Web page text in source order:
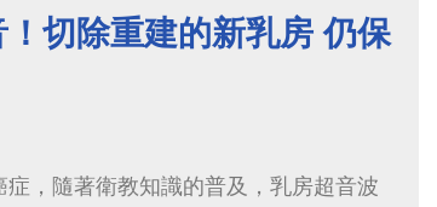
切除重建的新乳房 仍保
，隨著衛教知識的普及，乳房超音波